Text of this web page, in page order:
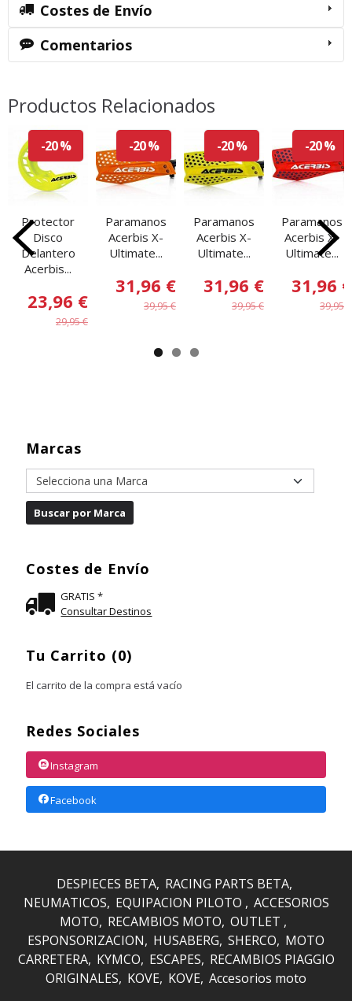
Marcas
Costes de Envío
GRATIS *
Consultar Destinos
Tu Carrito (0)
El carrito de la compra está vacío
Redes Sociales
Instagram
Facebook
Costes de Envío
Comentarios
Productos Relacionados
-20 %
Protector
Disco
Delantero
Acerbis...
23,96 €
29,95 €
-20 %
Paramanos
Acerbis X-
Ultimate...
31,96 €
39,95 €
-20 %
Paramanos
Acerbis X-
Ultimate...
31,96 €
39,95 €
-20 %
Paramanos
Acerbis X-
Ultimate...
31,96 €
39,95 €
DESPIECES BETA RACING PARTS BETA
NEUMATICOS EQUIPACION PILOTO
ACCESORIOS
MOTO RECAMBIOS MOTO OUTLET
ESPONSORIZACION
HUSABERG SHERCO MOTO
CARRETERA KYMCO ESCAPES RECAMBIOS PIAGGIO
ORIGINALES KOVE KOVE Accesorios moto